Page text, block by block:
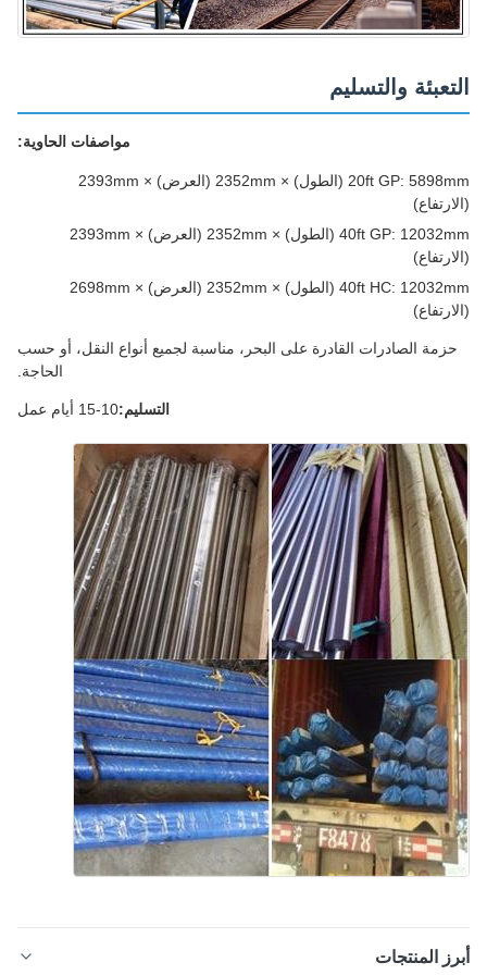
والتسليم
مواصفات الحاوية:
20ft GP: 5898mm (الطول) × 2352mm (العرض) × 2393mm
40ft GP: 12032mm (الطول) × 2352mm (العرض) × 2393mm
40ft HC: 12032mm (الطول) × 2352mm (العرض) × 2698mm
الصادرات القادرة على البحر، مناسبة لجميع أنواع النقل، أو حسب
الحاجة.
التسليم:10-15 أيام عمل
المنتجات